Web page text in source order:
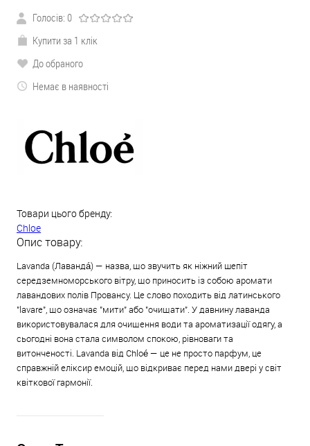
Голосів: 0
Купити за 1 клік
До обраного
Немає в наявності
Товари цього бренду:
Chloe
Опис товару:
Lavanda (Лавандá) — назва, що звучить як ніжний шепіт
середземноморського вітру, що приносить із собою аромати
лавандових полів Провансу. Це слово походить від латинського
"lavare", що означає "мити" або "очищати". У давнину лаванда
використовувалася для очищення води та ароматизації одягу, а
сьогодні вона стала символом спокою, рівноваги та
витонченості. Lavanda від Chloé — це не просто парфум, це
справжній еліксир емоцій, що відкриває перед нами двері у світ
квіткової гармонії.